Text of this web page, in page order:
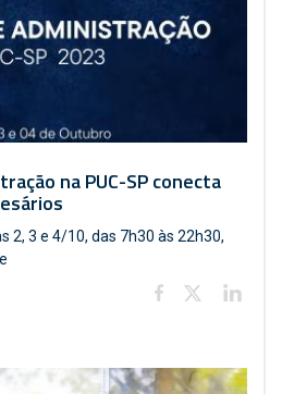
na PUC-SP conecta
2, 3 e 4/10, das 7h30 às 22h30,